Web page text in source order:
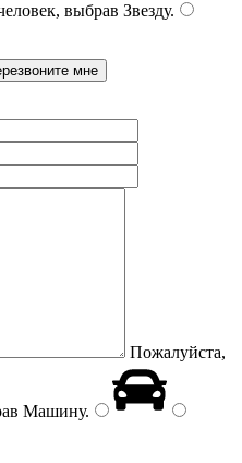
выбрав Звезду.
Пожалуйста,
Машину.